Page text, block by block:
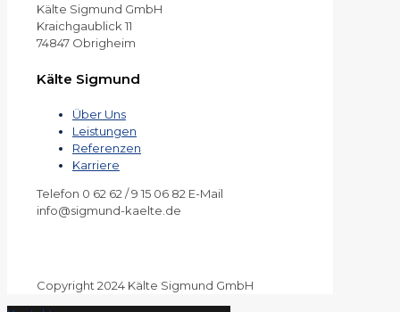
Kälte Sigmund GmbH
Kraichgaublick 11
74847 Obrigheim
Kälte Sigmund
Über Uns
Leistungen
Referenzen
Karriere
Telefon 0 62 62 / 9 15 06 82 E-Mail
info@sigmund-kaelte.de
Copyright 2024 Kälte Sigmund GmbH